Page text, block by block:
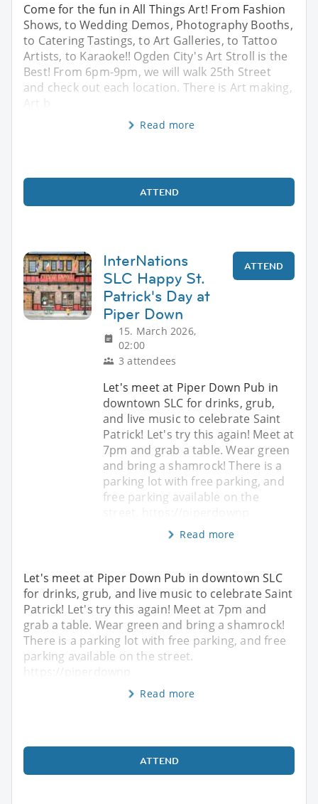
Come for the fun in All Things Art! From Fashion
Shows, to Wedding Demos, Photography Booths,
to Catering Tastings, to Art Galleries, to Tattoo
Artists, to Karaoke!! Ogden City's Art Stroll is the
Best! From 6pm-9pm, we will walk 25th Street
and check out each location. There is Art making,
Read more
ATTEND
InterNations
SLC Happy St.
Patrick's Day at
Piper Down
15. March 2026,
02:00
3 attendees
ATTEND
Let's meet at Piper Down Pub in
downtown SLC for drinks, grub,
and live music to celebrate Saint
Patrick! Let's try this again! Meet at
7pm and grab a table. Wear green
and bring a shamrock! There is a
parking lot with free parking, and
free parking available on the
Read more
Let's meet at Piper Down Pub in downtown SLC
for drinks, grub, and live music to celebrate Saint
Patrick! Let's try this again! Meet at 7pm and
grab a table. Wear green and bring a shamrock!
There is a parking lot with free parking, and free
parking available on the street.
Read more
ATTEND